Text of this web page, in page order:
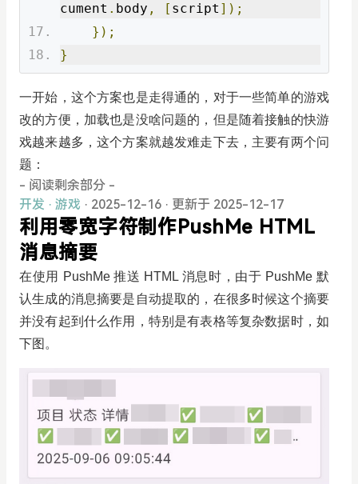
cument . body , [ script ]);
});
}
一开始，这个方案也是走得通的，对于一些简单的游戏
改的方便，加载也是没啥问题的，但是随着接触的快游
戏越来越多，这个方案就越发难走下去，主要有两个问
题：
- 阅读剩余部分 -
开发 · 游戏 · 2025-12-16 · 更新于 2025-12-17
利用零宽字符制作PushMe HTML
消息摘要
在使用 PushMe 推送 HTML 消息时，由于 PushMe 默
认生成的消息摘要是自动提取的，在很多时候这个摘要
并没有起到什么作用，特别是有表格等复杂数据时，如
下图。